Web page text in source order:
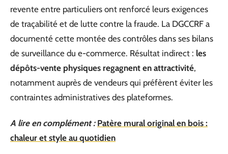
revente entre particuliers ont renforcé leurs exigences
de traçabilité et de lutte contre la fraude. La DGCCRF a
documenté cette montée des contrôles dans ses bilans
de surveillance du e-commerce. Résultat indirect : les
dépôts-vente physiques regagnent en attractivité,
notamment auprès de vendeurs qui préfèrent éviter les
contraintes administratives des plateformes.
A lire en complément : Patère mural original en bois :
chaleur et style au quotidien